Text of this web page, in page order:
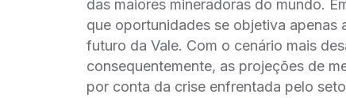
das maiores mineradoras do mundo.
que oportunidades se objetiva
futuro da Vale. Com o cenário mais
consequentemente, as projeções de
por conta da crise enfrentada pelo